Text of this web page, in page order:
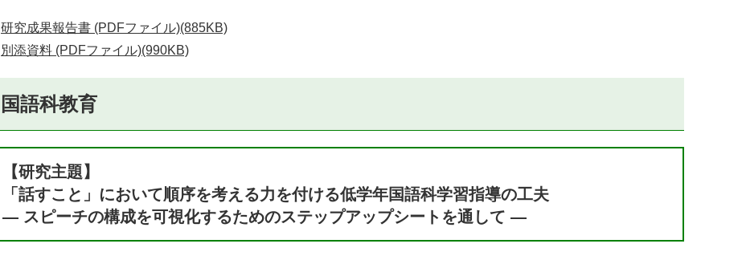
研究成果報告書 (PDFファイル)(885KB)
別添資料 (PDFファイル)(990KB)
国語科教育
【研究主題】
「話すこと」において順序を考える力を付ける低学年国語科学習指導の工夫
― スピーチの構成を可視化するためのステップアップシートを通して ―